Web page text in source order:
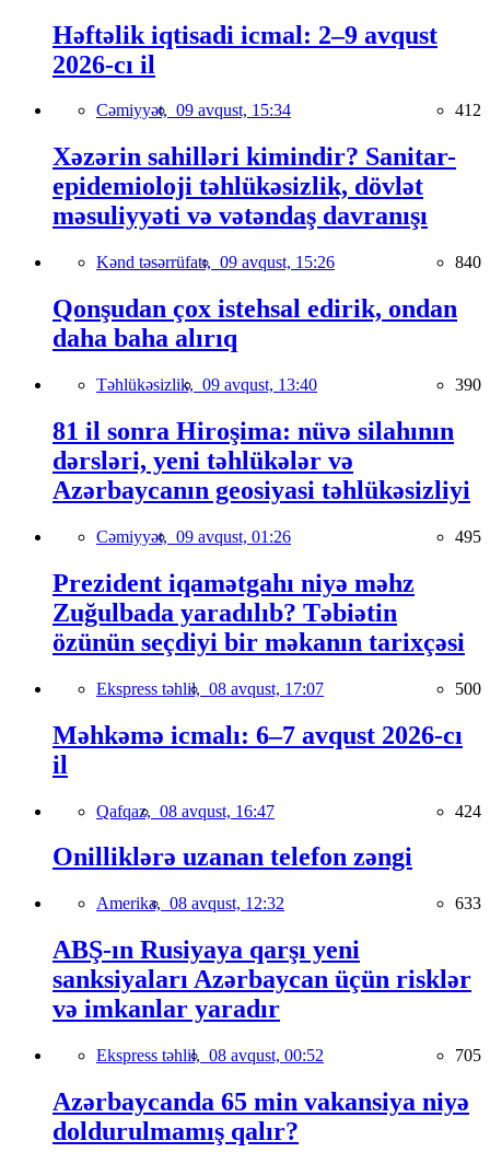
Həftəlik iqtisadi icmal: 2–9 avqust
2026-cı il
Cəmiyyət, 09 avqust, 15:34 412
Xəzərin sahilləri kimindir? Sanitar-
epidemioloji təhlükəsizlik, dövlət
məsuliyyəti və vətəndaş davranışı
Kənd təsərrüfatı, 09 avqust, 15:26 840
Qonşudan çox istehsal edirik, ondan
daha baha alırıq
Təhlükəsizlik, 09 avqust, 13:40 390
81 il sonra Hiroşima: nüvə silahının
dərsləri, yeni təhlükələr və
Azərbaycanın geosiyasi təhlükəsizliyi
Cəmiyyət, 09 avqust, 01:26 495
Prezident iqamətgahı niyə məhz
Zuğulbada yaradılıb? Təbiətin
özünün seçdiyi bir məkanın tarixçəsi
Ekspress təhlil, 08 avqust, 17:07 500
Məhkəmə icmalı: 6–7 avqust 2026-cı
il
Qafqaz, 08 avqust, 16:47 424
Onilliklərə uzanan telefon zəngi
Amerika, 08 avqust, 12:32 633
ABŞ-ın Rusiyaya qarşı yeni
sanksiyaları Azərbaycan üçün risklər
və imkanlar yaradır
Ekspress təhlil, 08 avqust, 00:52 705
Azərbaycanda 65 min vakansiya niyə
doldurulmamış qalır?